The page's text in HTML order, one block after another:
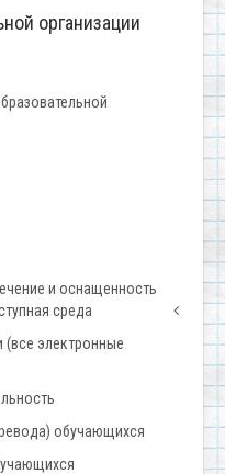
организации
и оснащенность
среда
(все электронные
обучающихся